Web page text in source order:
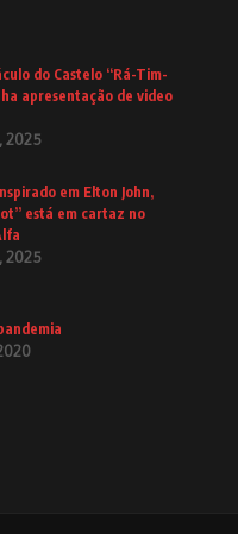
do Castelo “Rá-Tim-
apresentação de video
2025
em Elton John,
está em cartaz no
2025